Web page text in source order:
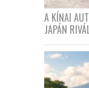
A KÍNAI
JAPÁN